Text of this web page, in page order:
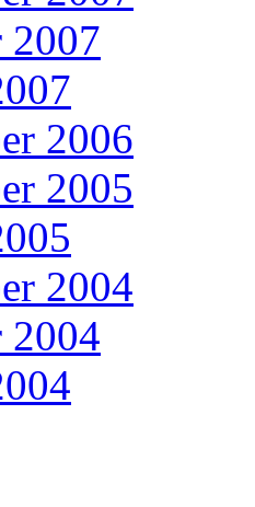
2007
2006
2005
2004
2004